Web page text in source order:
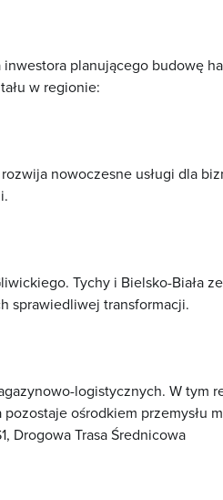
inwestora planującego budowę
w regionie:
nowoczesne usługi dla
Tychy i Bielsko-Biała
sprawiedliwej transformacji.
logistycznych. W tym
ośrodkiem przemysłu
Drogowa Trasa Średnicowa